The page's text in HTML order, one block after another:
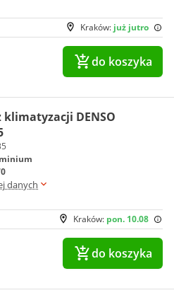
Kraków: już jutro
do koszyka
klimatyzacji DENSO
danych
Kraków: pon. 10.08
do koszyka